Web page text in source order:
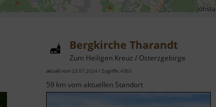
Bergkirche Tharandt
Zum Heiligen Kreuz / Osterzgebirge
aktuell vom 23.07.2024 / Zugriffe: 4365
59 km vom aktuellen Standort